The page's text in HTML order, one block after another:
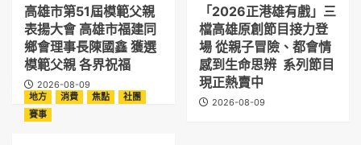
高雄市第51屆模範父親
表揚大會 高雄市福建同
鄉會理事長陳國鑫 獲選
模範父親 各界祝福
2026-08-09
「2026正港雄有戲」三
檔高雄原創節目接力登
場 從親子冒險、都會情
感到生命思辨 系列節目
現正熱賣中
2026-08-09
地方 消費 焦點
社團
賽事